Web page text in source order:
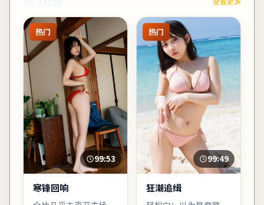
热门
99:53
寒锋回响
热门
99:49
狂潮追缉